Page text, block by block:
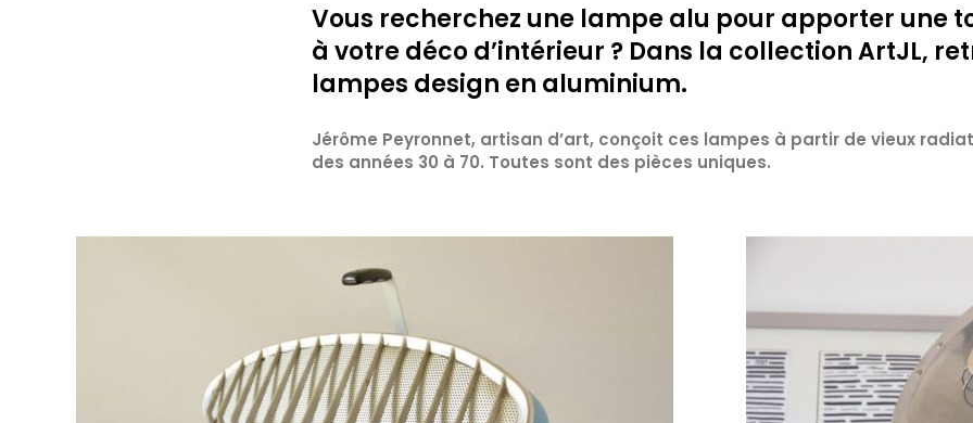
Vous recherchez une lampe alu pour apporter une
à votre déco d’intérieur ? Dans la collection ArtJL,
lampes design en aluminium.
Jérôme Peyronnet, artisan d’art, conçoit ces lampes à partir de vieux
des années 30 à 70. Toutes sont des pièces uniques.